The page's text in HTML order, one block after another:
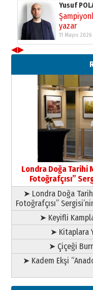
Yusuf
yazar
11 Mayıs
Neşat YALÇIN
Paranın Aile
03 Ağustos 2026 Pazartesi
Yıldırım
09 Temmuz
Yusuf
yazar
11 Mayıs
◀▶
Londra Doğa Tarihi
Fotoğrafçısı”
➤ Londra Doğa Tarihi
Fotoğrafçısı”
➤ Keyifli
➤ Kitaplara
➤ Çiçeği
➤ Kadem Ekşi